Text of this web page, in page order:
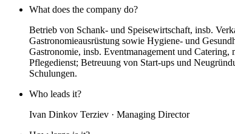
What does the company do?
Betrieb von Schank- und Speisewirtschaft, insb.
Gastronomieausrüstung sowie Hygiene- und
Gastronomie, insb. Eventmanagement und
Pflegedienst; Betreuung von Start-ups und
Schulungen.
Who leads it?
Ivan Dinkov Terziev · Managing Director